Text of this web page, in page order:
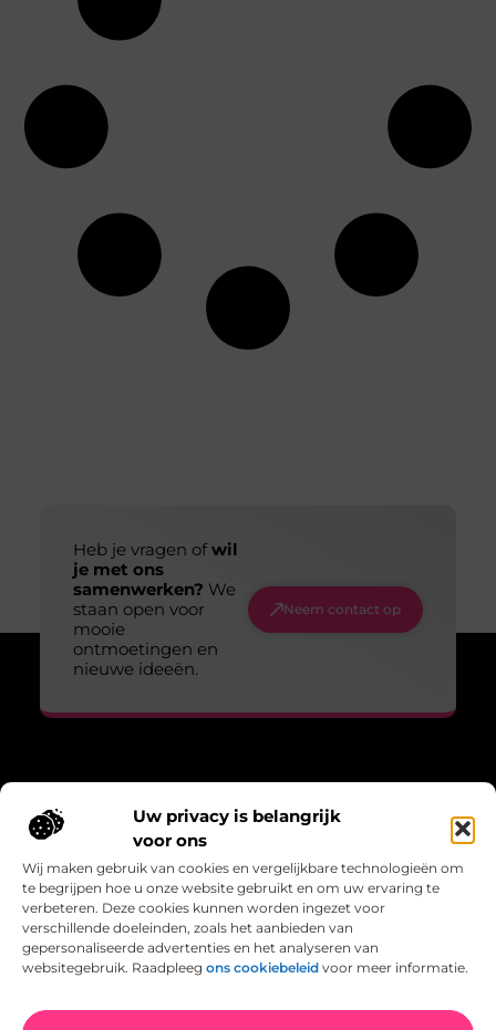
Uw privacy is belangrijk
voor ons
Wij maken gebruik van cookies en vergelijkbare technologieën om
te begrijpen hoe u onze website gebruikt en om uw ervaring te
verbeteren. Deze cookies kunnen worden ingezet voor
verschillende doeleinden, zoals het aanbieden van
gepersonaliseerde advertenties en het analyseren van
websitegebruik. Raadpleeg ons cookiebeleid voor meer informatie.
Heb je vragen ofwil
je met ons
samenwerken? We
staan open voor
mooie
ontmoetingen en
nieuwe ideeën.
Neem contact op
“Adem, wandel, leef – verhalen die bewegen.”
frisse gedachten en de kracht van beweging in het dagelijks
bestaan.
Bericht categorie